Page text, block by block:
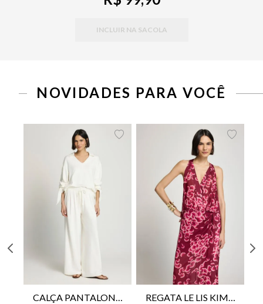
INCLUIR NA SACOLA
NOVIDADES PARA VOCÊ